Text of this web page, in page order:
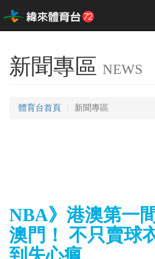
新聞專區 NEWS
體育台首頁 新聞專區
NBA》港澳第一
澳門！ 不只賣球